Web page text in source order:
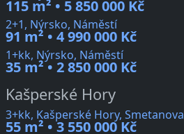
115 m² • 5 850 000 Kč
2+1, Nýrsko, Náměstí
91 m² • 4 990 000 Kč
1+kk, Nýrsko, Náměstí
35 m² • 2 850 000 Kč
Kašperské Hory
3+kk, Kašperské Hory, Smetanova
55 m² • 3 550 000 Kč